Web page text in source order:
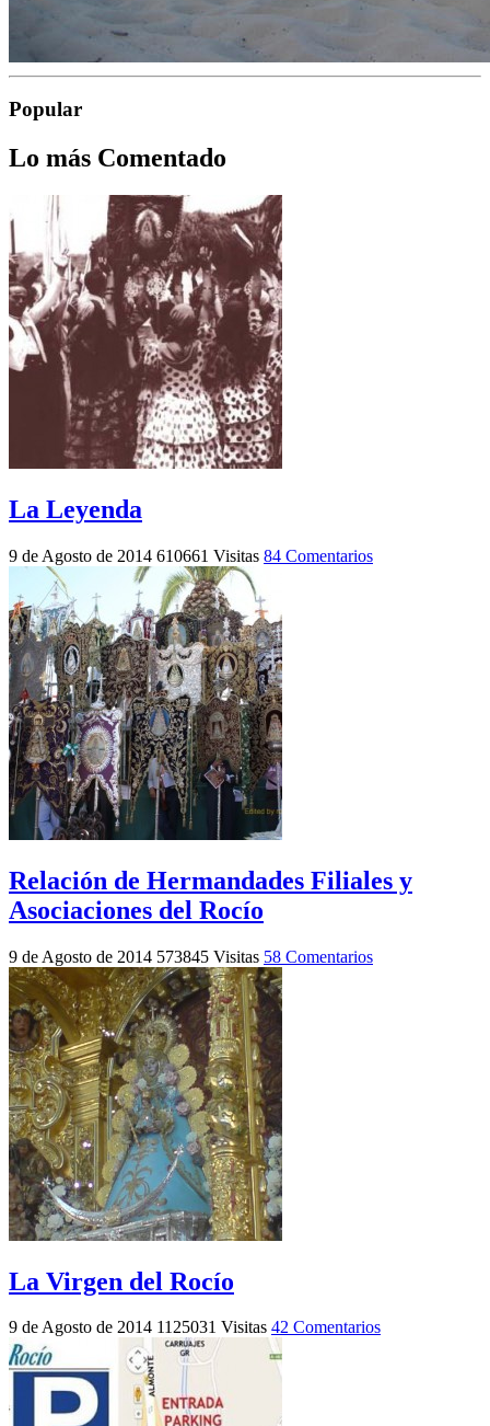
Popular
Lo más Comentado
La Leyenda
9 de Agosto de 2014 610661 Visitas 84 Comentarios
Relación de Hermandades Filiales y
Asociaciones del Rocío
9 de Agosto de 2014 573845 Visitas 58 Comentarios
La Virgen del Rocío
9 de Agosto de 2014 1125031 Visitas 42 Comentarios